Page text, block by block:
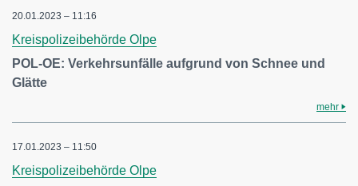
20.01.2023 – 11:16
Kreispolizeibehörde Olpe
POL-OE: Verkehrsunfälle aufgrund von Schnee und
Glätte
mehr
17.01.2023 – 11:50
Kreispolizeibehörde Olpe